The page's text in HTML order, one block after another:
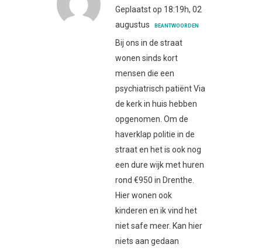
Geplaatst op 18:19h, 02
augustus
BEANTWOORDEN
Bij ons in de straat
wonen sinds kort
mensen die een
psychiatrisch patiënt Via
de kerk in huis hebben
opgenomen. Om de
haverklap politie in de
straat en het is ook nog
een dure wijk met huren
rond €950 in Drenthe.
Hier wonen ook
kinderen en ik vind het
niet safe meer. Kan hier
niets aan gedaan